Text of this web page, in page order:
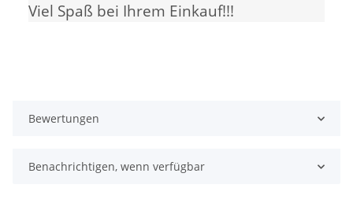
Viel Spaß bei Ihrem Einkauf!!!
Bewertungen
Benachrichtigen, wenn verfügbar